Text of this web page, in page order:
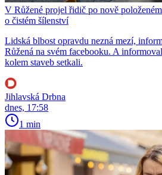
V Růžené projel řidič po nově
o čistém šílenství
Lidská blbost opravdu nezná mezí,
Růžená na svém facebooku. A
kolem staveb setkali.
Jihlavská Drbna
dnes, 17:58
1 min